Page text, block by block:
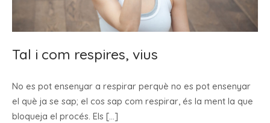
Tal i com respires, vius
No es pot ensenyar a respirar perquè no es pot ensenyar
el què ja se sap; el cos sap com respirar, és la ment la que
bloqueja el procés. Els […]